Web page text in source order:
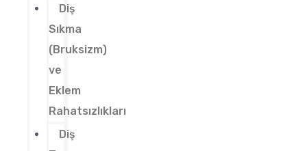
Diş
Sıkma
(Bruksizm)
ve
Eklem
Rahatsızlıkları
Diş